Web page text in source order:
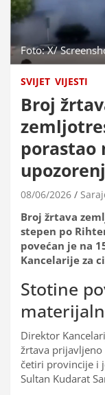
Foto: X/
SVIJET VIJESTI
Broj
porastao
08/06/2026
Broj žrtava
stepen po
povećan je na
Kancelarije za
Stotine
Direktor
žrtava
četiri provincije i
Sultan Kudarat